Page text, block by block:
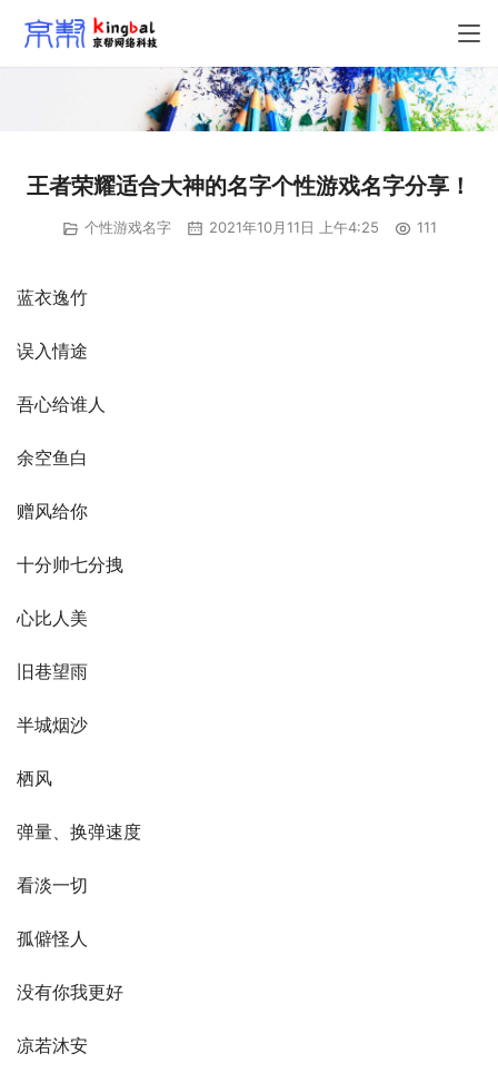
王者荣耀适合大神的名字个性游戏名字分享！
个性游戏名字 2021年10月11日 上午4:25 111
蓝衣逸竹
误入情途
吾心给谁人
余空鱼白
赠风给你
十分帅七分拽
心比人美
旧巷望雨
半城烟沙
栖风
弹量、换弹速度
看淡一切
孤僻怪人
没有你我更好
凉若沐安